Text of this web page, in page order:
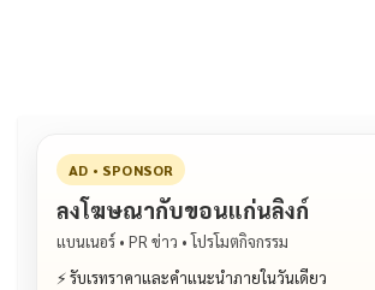
AD • SPONSOR
ลงโฆษณากับขอนแก่นลิงก์
แบนเนอร์ • PR ข่าว • โปรโมตกิจกรรม
⚡ รับเรทราคาและคำแนะนำภายในวันเดียว